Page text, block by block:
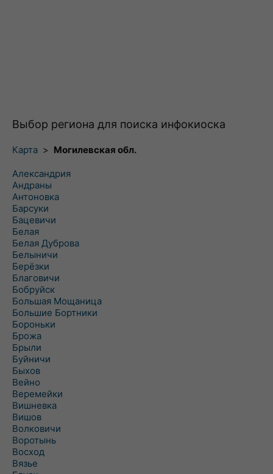
Выбор региона для поиска инфокиоска
Карта > Могилевская обл.
Александрия
Андраны
Антоновка
Барсуки
Бацевичи
Белая
Белая Дуброва
Белыничи
Берёзки
Благовичи
Бобруйск
Большая Мощаница
Большие Бортники
Бороньки
Брожа
Брыли
Буйничи
Быхов
Вейно
Веремейки
Вишневка
Вишов
Волковичи
Воротынь
Восход
Вязье